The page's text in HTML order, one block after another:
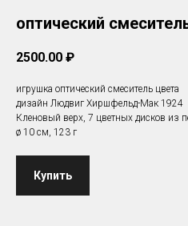
оптический
2500.00 ₽
игрушка оптический смеситель цвета
дизайн Людвиг Хиршфельд-Мак 1924
Кленовый верх, 7 цветных дисков из
ø 10 см, 123 г
Купить